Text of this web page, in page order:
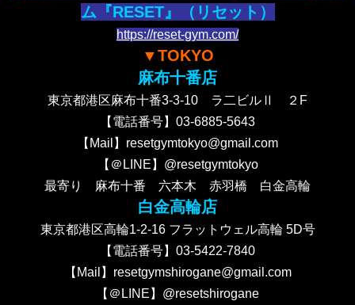
ム『RESET』（リセット）
https://reset-gym.com/
▼TOKYO
麻布十番店
東京都港区麻布十番3-3-10 ラ二ビルⅡ ２F
【電話番号】03-6885-5643
【Mail】resetgymtokyo@gmail.com
【＠LINE】@resetgymtokyo
最寄り 麻布十番 六本木 赤羽橋 白金高輪
白金高輪店
東京都港区高輪1-2-16 フラットウェル高輪 5D号
【電話番号】03-5422-7840
【Mail】resetgymshirogane@gmail.com
【＠LINE】@resetshirogane